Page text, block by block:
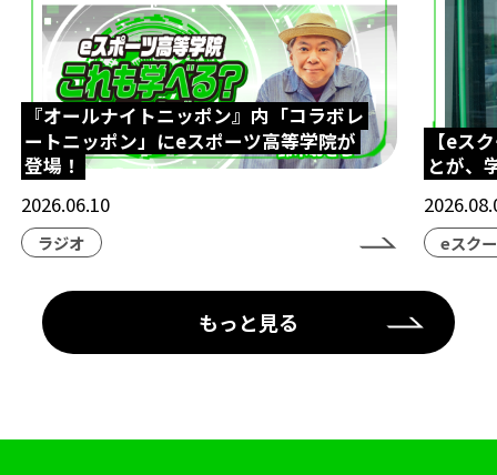
『オールナイトニッポン』内「コラボレ
ートニッポン」にeスポーツ高等学院が
登場！
2026.06.10
ラジオ
【eス
とが、
eスク
もっと見る